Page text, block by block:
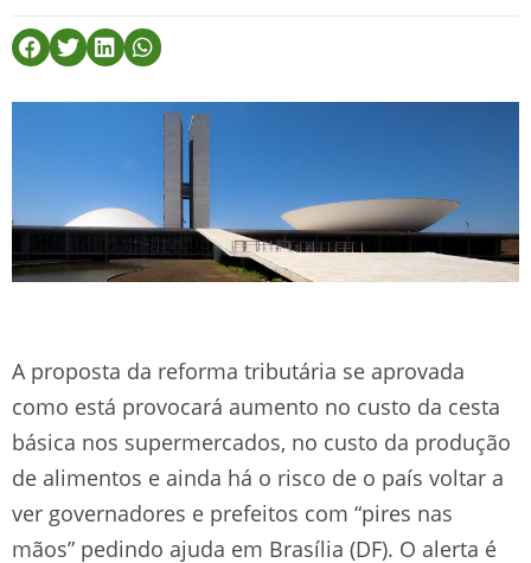
A proposta da reforma tributária se aprovada
como está provocará aumento no custo da cesta
básica nos supermercados, no custo da produção
de alimentos e ainda há o risco de o país voltar a
ver governadores e prefeitos com “pires nas
mãos” pedindo ajuda em Brasília (DF). O alerta é